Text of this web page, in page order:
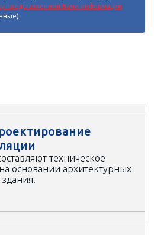
представленной Вами информации
техническое
основании архитектурных